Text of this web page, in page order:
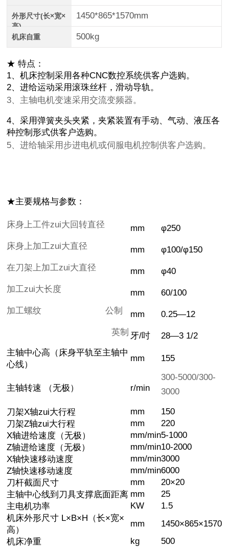
外形尺寸(长×宽×
高)
1450*865*1570mm
机床自重 500kg
★ 特点：
1、机床控制采用各种CNC数控系统供客户选购。
2、进给运动采用滚珠丝杆，滑动导轨。
3、主轴电机变速采用交流变频器。
4、采用弹簧夹头夹紧，夹紧装置有手动、气动、液压各
种控制形式供客户选购。
5、进给轴采用步进电机或伺服电机控制供客户选购。
★主要规格与参数：
床身上工件zui大回转直径 mm
φ250
床身上加工zui大直径
mm
φ100/φ150
在刀架上加工zui大直径
mm
φ40
加工zui大长度
mm
60/100
加工螺纹 公制
mm
0.25—12
英制 牙/吋
28—3 1/2
主轴中心高（床身平轨至主轴中
心线）
mm 155
主轴转速 （无极） r/min
300-5000/300-
3000
刀架X轴zui大行程 mm
150
刀架Z轴zui大行程
mm
220
X轴进给速度（无极）
mm/min5-1000
Z轴进给速度（无极）
mm/min10-2000
X轴快速移动速度
mm/min3000
Z轴快速移动速度
mm/min6000
刀杆截面尺寸
mm
20×20
主轴中心线到刀具支撑底面距离 mm
25
主电机功率
KW
1.5
机床外形尺寸 L×B×H（长×宽×
高）
mm
1450×865×1570
机床净重
kg 500